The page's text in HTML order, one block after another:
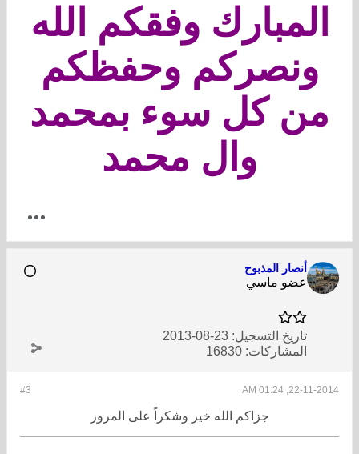
المبارك وفقكم الله
ونصركم وحفظكم
من كل سوء بمحمد
وال محمد
أنصار المذبوح
عضو ماسي
تاريخ التسجيل: 23-08-2013
المشاركات: 16830
#3 22-11-2014, 01:24 AM
جزاكم الله خير وشكراً على المرور